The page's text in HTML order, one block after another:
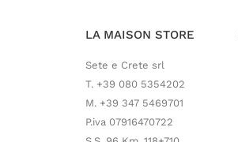
LA MAISON STORE
Sete e Crete srl
T. +39 080 5354202
M. +39 347 5469701
P.iva 07916470722